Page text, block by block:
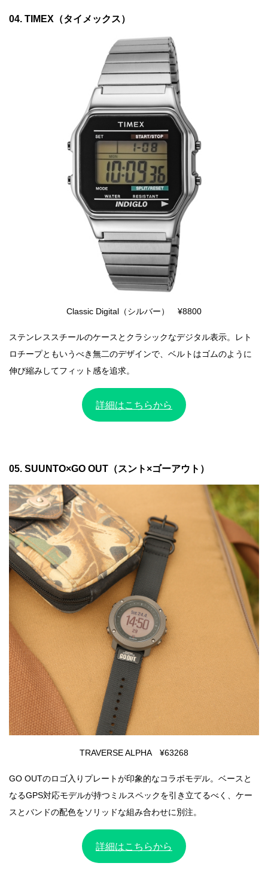
04. TIMEX（タイメックス）
Classic Digital（シルバー） ¥8800
ステンレススチールのケースとクラシックなデジタル表示。レト
ロチープともいうべき無二のデザインで、ベルトはゴムのように
伸び縮みしてフィット感を追求。
詳細はこちらから
05. SUUNTO×GO OUT（スント×ゴーアウト）
TRAVERSE ALPHA ¥63268
GO OUTのロゴ入りプレートが印象的なコラボモデル。ベースと
なるGPS対応モデルが持つミルスペックを引き立てるべく、ケー
スとバンドの配色をソリッドな組み合わせに別注。
詳細はこちらから